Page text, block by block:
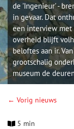
de 'Ingenieur' -
in gevaar. Dat
een interview met
overheid blijft
beloftes aan ir.
grootschalig
museum de
← Vorig nieuws
5 min